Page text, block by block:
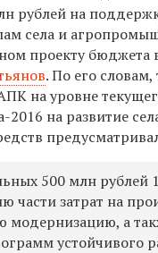
рублей на
села и
проекту бюджета
. По его
на уровне
на развитие
500 млн рублей
части затрат на
модернизацию, а
устойчивого